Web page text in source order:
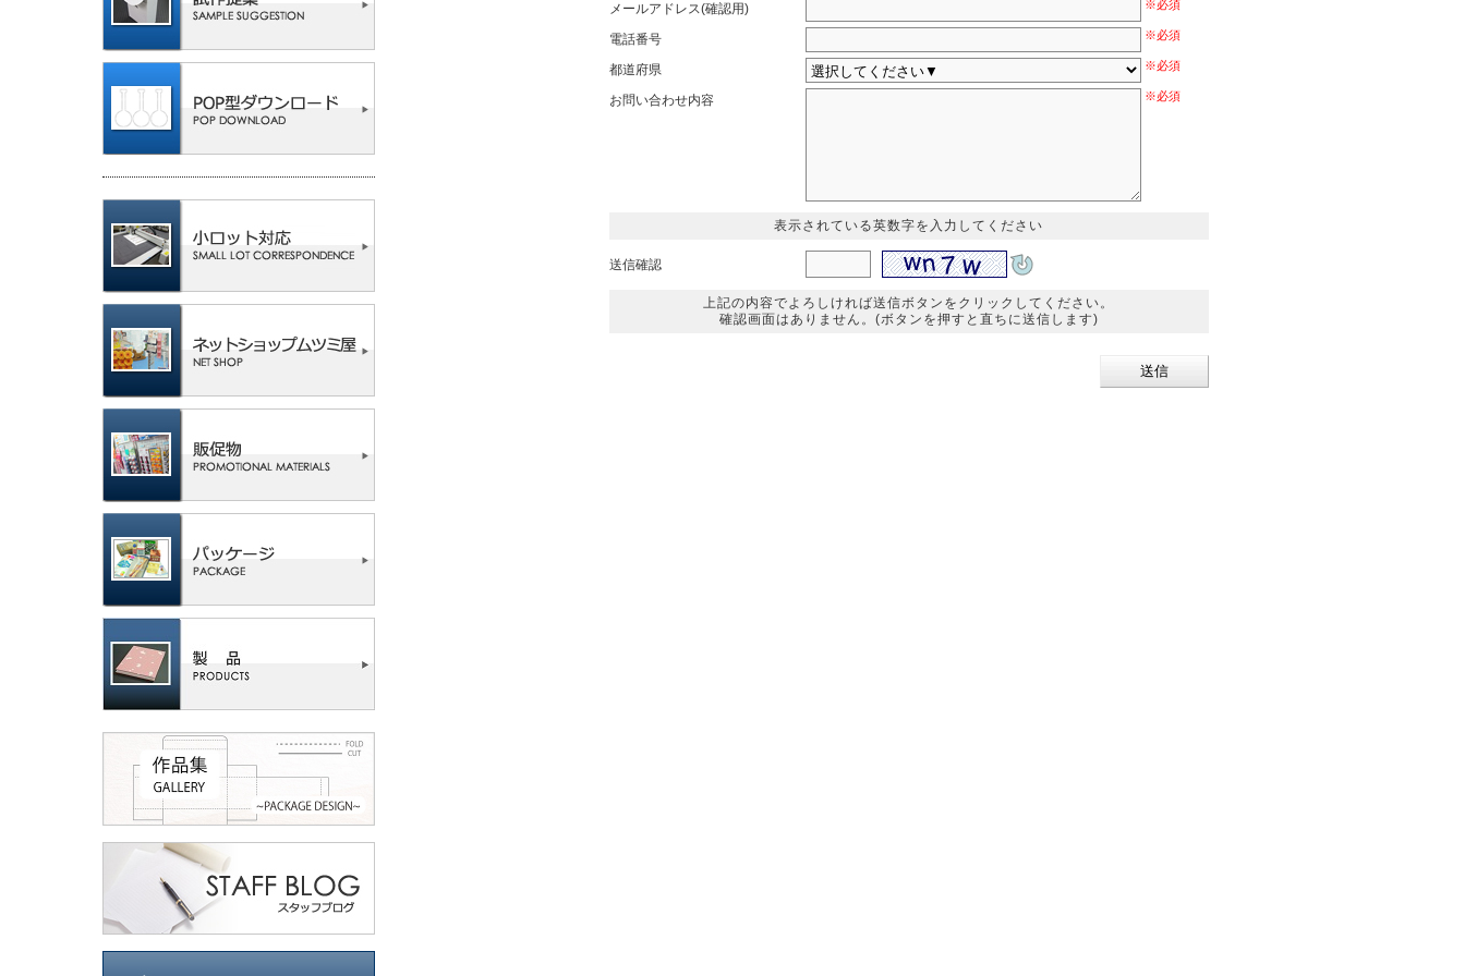
メールアドレス(確認用) ※必須
電話番号 ※必須
都道府県 ※必須
お問い合わせ内容 ※必須
表示されている英数字を入力してください
送信確認
上記の内容でよろしければ送信ボタンをクリックしてください。
確認画面はありません。(ボタンを押すと直ちに送信します)